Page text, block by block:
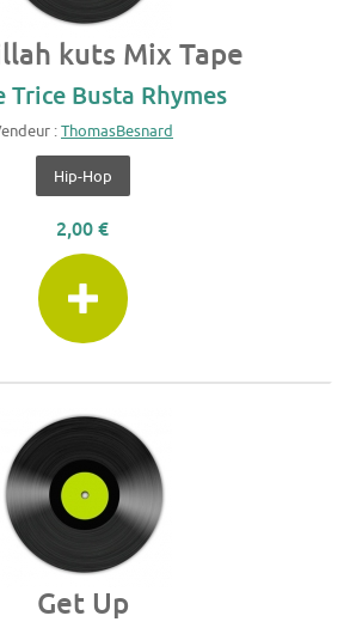
kuts Mix Tape
Trice Busta Rhymes
:ThomasBesnard
Hip-Hop
2,00 €
Get Up